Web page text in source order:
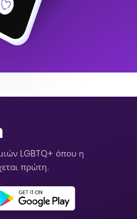
LGBTQ+ όπου η
πρώτη.